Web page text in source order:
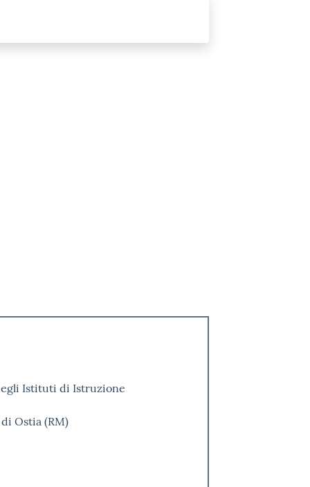
Istituti di Istruzione
Ostia (RM)